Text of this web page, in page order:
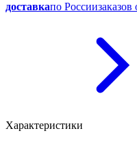
доставкапо России
Характеристики